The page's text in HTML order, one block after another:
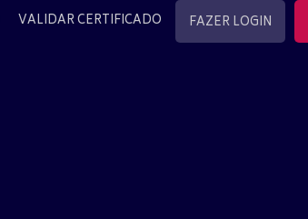
VALIDAR CERTIFICADO FAZER LOGIN